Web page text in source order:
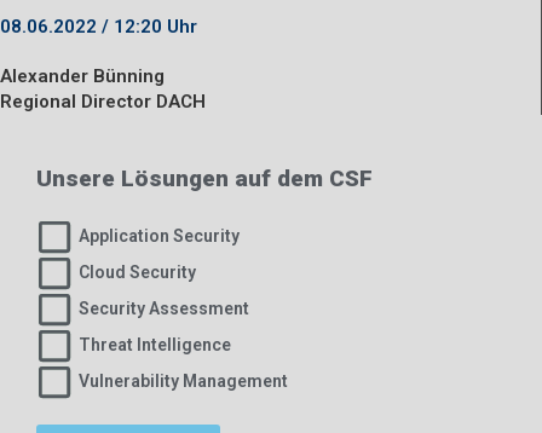
08.06.2022 / 12:20 Uhr
Alexander Bünning
Regional Director DACH
Unsere Lösungen auf dem CSF
Application Security
Cloud Security
Security Assessment
Threat Intelligence
Vulnerability Management